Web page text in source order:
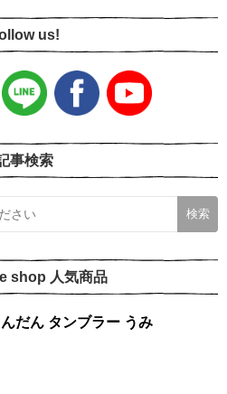
us!
事検索
shop 人気商品
ノラネコぐんだん タンブラー うみ